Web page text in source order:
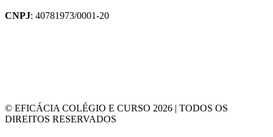
CNPJ: 40781973/0001-20
© EFICÁCIA COLÉGIO E CURSO 2026 | TODOS OS
DIREITOS RESERVADOS